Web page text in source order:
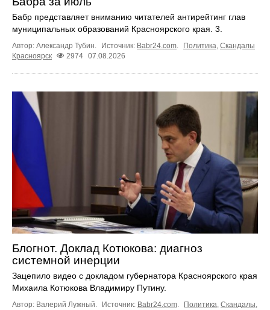
Бабр представляет вниманию читателей антирейтинг глав
муниципальных образований Красноярского края. 3.
Автор: Александр Тубин. Источник: Babr24.com Политика Скандалы
Красноярск
2974 07.08.2026
Блогнот. Доклад Котюкова: диагноз
системной инерции
Зацепило видео с докладом губернатора Красноярского края
Михаила Котюкова Владимиру Путину.
Автор: Валерий Лужный. Источник: Babr24.com. Политика, Скандалы,